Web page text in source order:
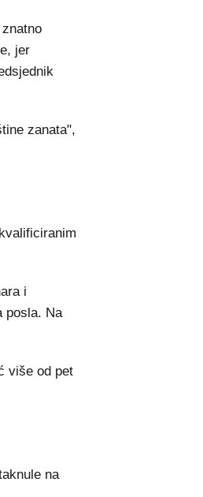
jer
zanata",
i
posla. Na
više od pet
na